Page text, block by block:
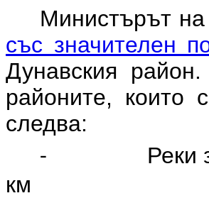
Министърът
със значителен
Дунавския район.
районите, които
следва:
-
Реки
км